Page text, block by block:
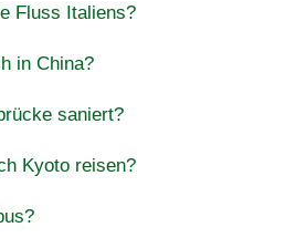
Fluss Italiens?
in China?
saniert?
Kyoto reisen?